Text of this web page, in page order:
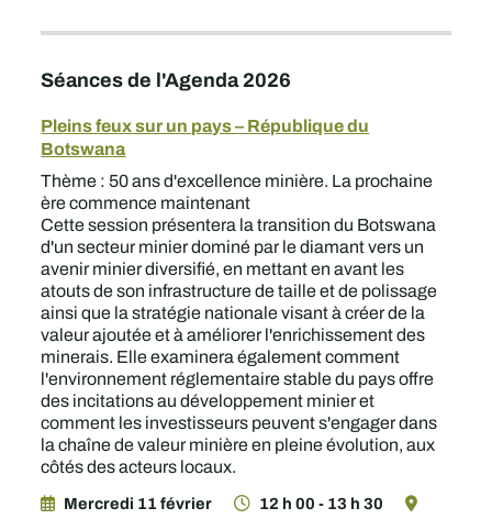
Séances de l'Agenda 2026
Pleins feux sur un pays – République du
Botswana
Thème : 50 ans d'excellence minière. La prochaine
ère commence maintenant
Cette session présentera la transition du Botswana
d'un secteur minier dominé par le diamant vers un
avenir minier diversifié, en mettant en avant les
atouts de son infrastructure de taille et de polissage
ainsi que la stratégie nationale visant à créer de la
valeur ajoutée et à améliorer l'enrichissement des
minerais. Elle examinera également comment
l'environnement réglementaire stable du pays offre
des incitations au développement minier et
comment les investisseurs peuvent s'engager dans
la chaîne de valeur minière en pleine évolution, aux
côtés des acteurs locaux.
Mercredi 11 février
12 h 00 - 13 h 30